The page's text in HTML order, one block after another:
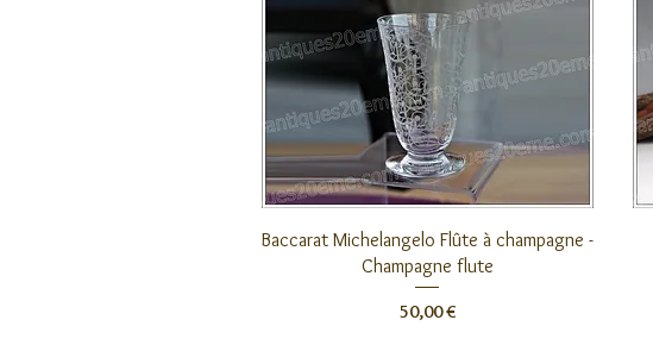
Aperçu rapide
Baccarat Michelangelo Flûte à champagne -
Champagne flute
Prix
50,00 €